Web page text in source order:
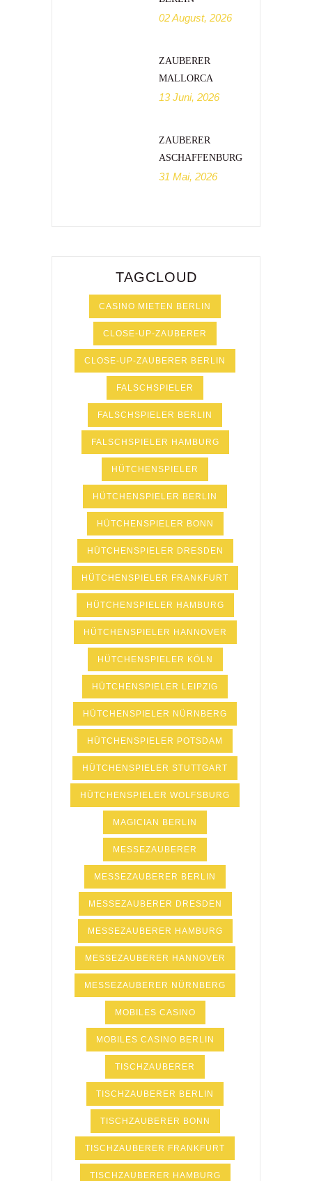
02 August, 2026
ZAUBERER
MALLORCA
13 Juni, 2026
ZAUBERER
ASCHAFFENBURG
31 Mai, 2026
TAGCLOUD
CASINO MIETEN BERLIN
CLOSE-UP-ZAUBERER
CLOSE-UP-ZAUBERER BERLIN
FALSCHSPIELER
FALSCHSPIELER BERLIN
FALSCHSPIELER HAMBURG
HÜTCHENSPIELER
HÜTCHENSPIELER BERLIN
HÜTCHENSPIELER BONN
HÜTCHENSPIELER DRESDEN
HÜTCHENSPIELER FRANKFURT
HÜTCHENSPIELER HAMBURG
HÜTCHENSPIELER HANNOVER
HÜTCHENSPIELER KÖLN
HÜTCHENSPIELER LEIPZIG
HÜTCHENSPIELER NÜRNBERG
HÜTCHENSPIELER POTSDAM
HÜTCHENSPIELER STUTTGART
HÜTCHENSPIELER WOLFSBURG
MAGICIAN BERLIN
MESSEZAUBERER
MESSEZAUBERER BERLIN
MESSEZAUBERER DRESDEN
MESSEZAUBERER HAMBURG
MESSEZAUBERER HANNOVER
MESSEZAUBERER NÜRNBERG
MOBILES CASINO
MOBILES CASINO BERLIN
TISCHZAUBERER
TISCHZAUBERER BERLIN
TISCHZAUBERER BONN
TISCHZAUBERER FRANKFURT
TISCHZAUBERER HAMBURG